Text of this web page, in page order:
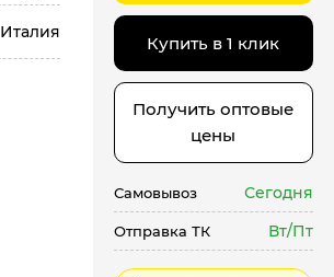
Италия
Купить в 1 клик
Получить оптовые
цены
Самовывоз Сегодня
Отправка ТК Вт/Пт